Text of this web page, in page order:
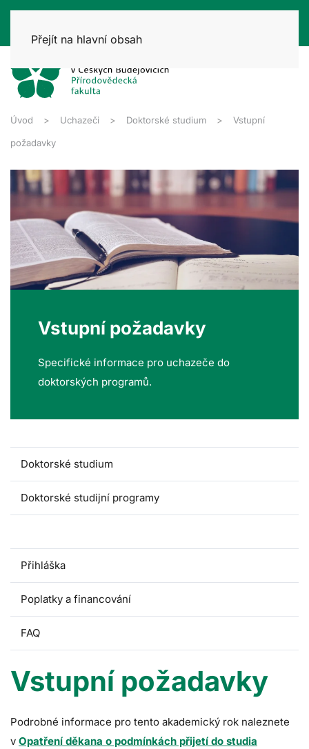
Přejít na hlavní obsah
Úvod Uchazeči Doktorské studium Vstupní
požadavky
Vstupní požadavky
Specifické informace pro uchazeče do
doktorských programů.
Doktorské studium
Doktorské studijní programy
Přihláška
Poplatky a financování
FAQ
Vstupní požadavky
Podrobné informace pro tento akademický rok naleznete
v Opatření děkana o podmínkách přijetí do studia